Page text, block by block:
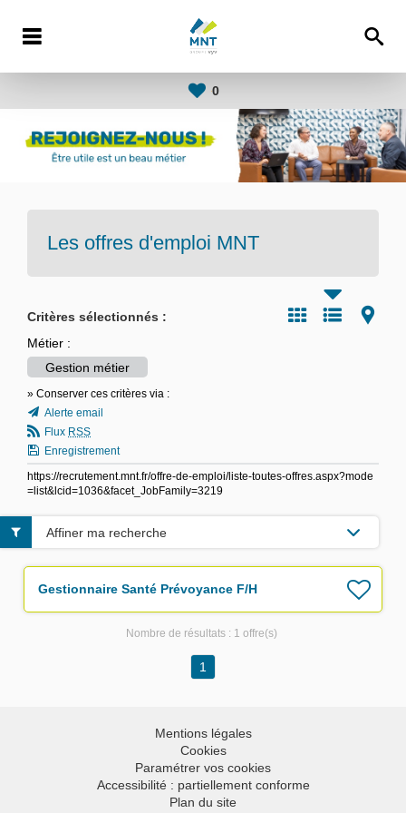
0
Les offres d'emploi MNT
Critères sélectionnés :
Métier :
Gestion métier
» Conserver ces critères via :
Alerte email
Flux RSS
Enregistrement
https://recrutement.mnt.fr/offre-de-emploi/liste-toutes-offres.aspx?mode
=list&lcid=1036&facet_JobFamily=3219
Gestionnaire Santé Prévoyance F/H
Affiner ma recherche
Nombre de résultats : 1 offre(s)
1
Mentions légales
Cookies
Paramétrer vos cookies
Accessibilité : partiellement conforme
Plan du site